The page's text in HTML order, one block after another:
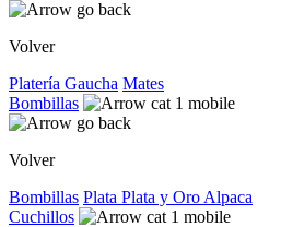
Volver
Platería Gaucha Mates
Bombillas
Volver
Bombillas Plata Plata y Oro Alpaca
Cuchillos